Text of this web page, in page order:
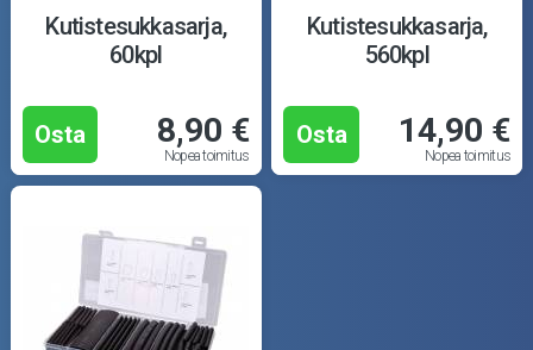
Ajovarusteet
Nastarenkaat
Renkaat ja vanteet
Öljyt ja kemikaalit
Työkalut
Kutistesukkasarja,
60kpl
Osta 8,90 €
Nopea toimitus
Kutistesukkasarja,
560kpl
Osta 14,90 €
Nopea toimitus